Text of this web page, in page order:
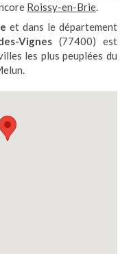
Roissy-en-Brie.
et dans le département
Vignes (77400) est
les plus peuplées du